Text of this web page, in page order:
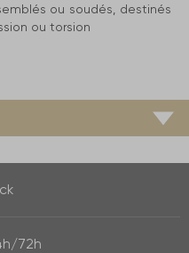
ou soudés, destinés
ou torsion
72h